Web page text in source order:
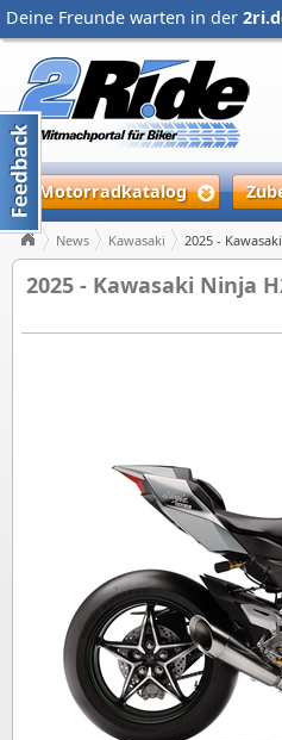
Deine Freunde warten in der
Motorradkatalog
News Kawasaki 2025 -
2025 - Kawasaki Ninja